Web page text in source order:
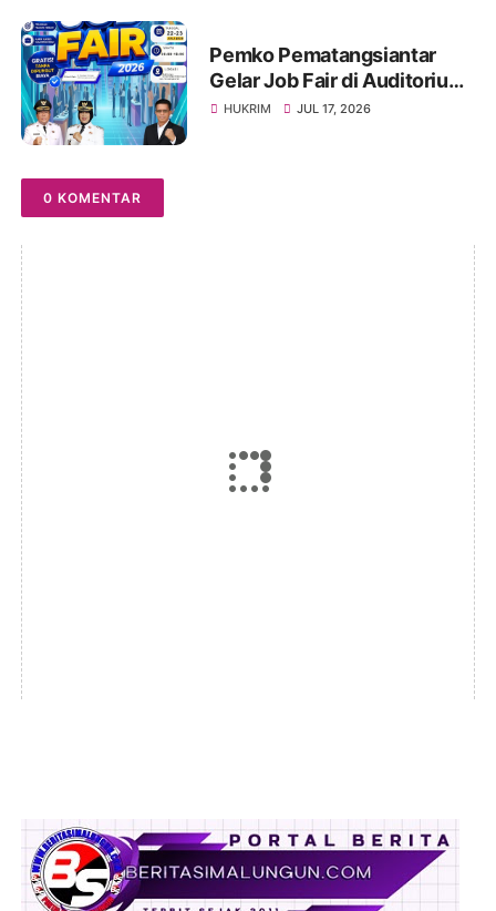
Pemko Pematangsiantar
Gelar Job Fair di Auditorium
USI, Tersedia 1.000 Lebih
HUKRIM JUL 17, 2026
0 KOMENTAR